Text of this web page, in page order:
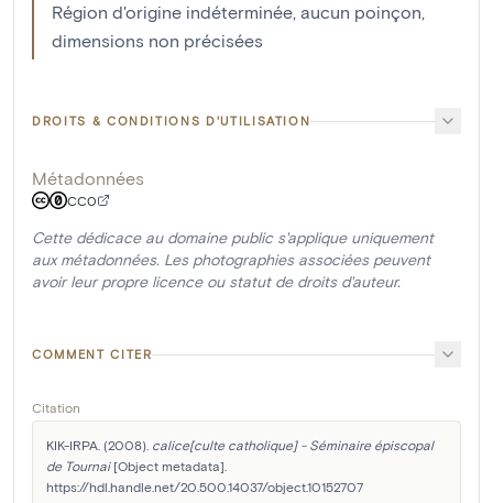
Région d'origine indéterminée, aucun poinçon,
dimensions non précisées
DROITS & CONDITIONS D'UTILISATION
Métadonnées
CC0
Cette dédicace au domaine public s'applique uniquement
aux métadonnées. Les photographies associées peuvent
avoir leur propre licence ou statut de droits d'auteur.
COMMENT CITER
Citation
KIK-IRPA. (2008). calice[culte catholique] - Séminaire épiscopal
de Tournai [Object metadata].
https://hdl.handle.net/20.500.14037/object.10152707